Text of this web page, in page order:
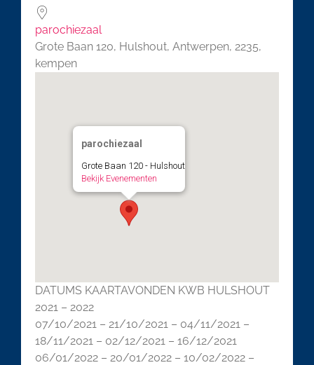
parochiezaal
Grote Baan 120, Hulshout, Antwerpen, 2235,
kempen
parochiezaal
Grote Baan 120 - Hulshout
Bekijk Evenementen
DATUMS KAARTAVONDEN KWB HULSHOUT
2021 – 2022
07/10/2021 – 21/10/2021 – 04/11/2021 –
18/11/2021 – 02/12/2021 – 16/12/2021
06/01/2022 – 20/01/2022 – 10/02/2022 –